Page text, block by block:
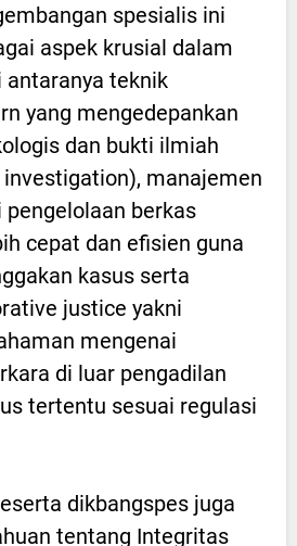
spesialis ini
aspek krusial dalam
antaranya teknik
yang mengedepankan
dan bukti ilmiah
manajemen
pengelolaan berkas
cepat dan efisien guna
kasus serta
justice yakni
mengenai
di luar pengadilan
tertentu sesuai regulasi
dikbangspes juga
tentang Integritas